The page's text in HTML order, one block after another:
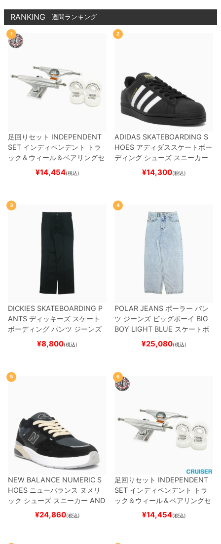
RANKING 週間ランキング
1
足回りセット INDEPENDENT
SET インディペンデント
トラ
ック＆ウィール＆ベアリングセ
（トリック用）
ード スケボー
¥14,454(税込)
2
ADIDAS SKATEBOARDING S
HOES アディダススケートボー
ディング シューズ スニーカー
スーパースター SUPERSTAR A
BLACK/WHITE/WHITE
ー
¥14,300(税込)
3
DICKIES SKATEBOARDING P
ANTS ディッキーズ スケート
ボーディング パンツ ジーンズ
SLIM FIT 30 LENGTH
スケートボード スケボー
¥8,800(税込)
4
POLAR JEANS ポーラー パン
ツ ジーンズ ビッグボーイ BIG
BOY LIGHT BLUE スケートボ
ード スケボー
¥25,080(税込)
5
NEW BALANCE NUMERIC S
HOES ニューバランス ヌメリ
ック シューズ スニーカー AND
REW REYNOLDS 933
BLACK/NAVY
スケートボ
¥24,860(税込)
6
足回りセット INDEPENDENT
SET インディペンデント
トラ
ック＆ウィール＆ベアリングセ
（クルーザー用）
ボード スケボー
¥14,454(税込)